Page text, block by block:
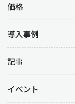
価格
導入事例
記事
イベント